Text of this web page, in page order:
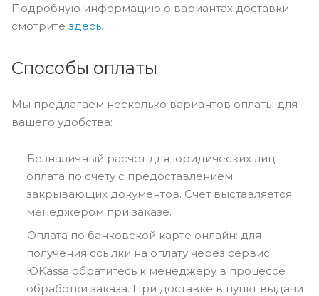
Подробную информацию о вариантах доставки
смотрите здесь.
Способы оплаты
Мы предлагаем несколько вариантов оплаты для
вашего удобства:
Безналичный расчет для юридических лиц:
оплата по счету с предоставлением
закрывающих документов. Счет выставляется
менеджером при заказе.
Оплата по банковской карте онлайн: для
получения ссылки на оплату через сервис
ЮKassa обратитесь к менеджеру в процессе
обработки заказа. При доставке в пункт выдачи